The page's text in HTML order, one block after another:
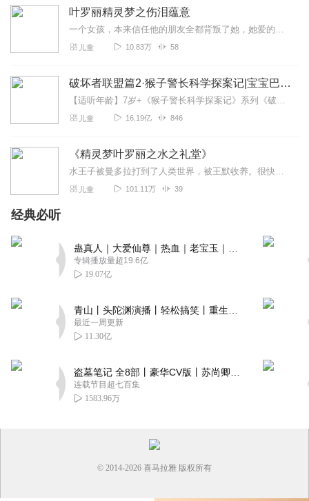
叶罗丽精灵梦之伤泪蕴意
一个女孩，本来信任他的朋友全都背叛了她，她爱的人也背叛了她，她在无意间滑下了一滴晶蓝色的泪水，那是伤泪。她就是伤泪公主。“为什么我们多年的友谊都比不上一个新来...
儿童 10.83万 58
破坏者联盟篇2·猴子警长科学探案记|宝宝巴士故事
【适听年龄】7岁+《猴子警长科学探案记》系列《破坏者联盟篇1·猴子警长科学探案记》>>>《破坏者联盟篇2·猴子警长科学探案记》>>>《破坏者联盟篇3·猴子警长科...
儿童 16.19亿 846
《精灵梦叶罗丽之水之礼堂》
水王子被曼多拉打到了人类世界，被王默收养。很快，水王子就康复了，王默和罗丽陪着她回到了仙境。然后，她们在水王子的宫殿里发现了一个秘密……各位，专辑会到40集的时...
儿童 101.11万 39
经典必听
专辑播放量超19.6亿
19.07亿
最近一周更新
11.30亿
连载节目超七百集
1583.96万
© 2014-2026 喜马拉雅 版权所有